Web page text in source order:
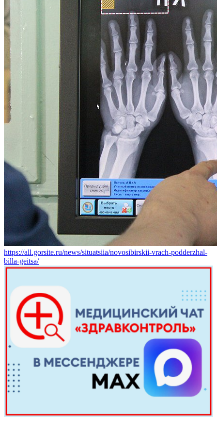
https://all.gorsite.ru/news/situatsiia/novosibirskii-vrach-podderzhal-
billa-geitsa/